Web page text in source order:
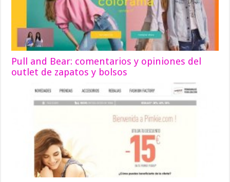
Pull and Bear: comentarios y opiniones del
outlet de zapatos y bolsos